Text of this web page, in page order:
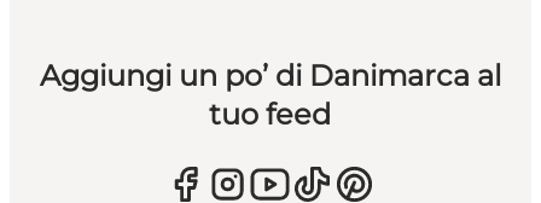
Aggiungi un po’ di Danimarca al
tuo feed